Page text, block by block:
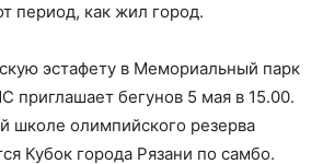
период, как жил город.
эстафету в Мемориальный парк
приглашает бегунов 5 мая в 15.00.
школе олимпийского резерва
Кубок города Рязани по самбо.